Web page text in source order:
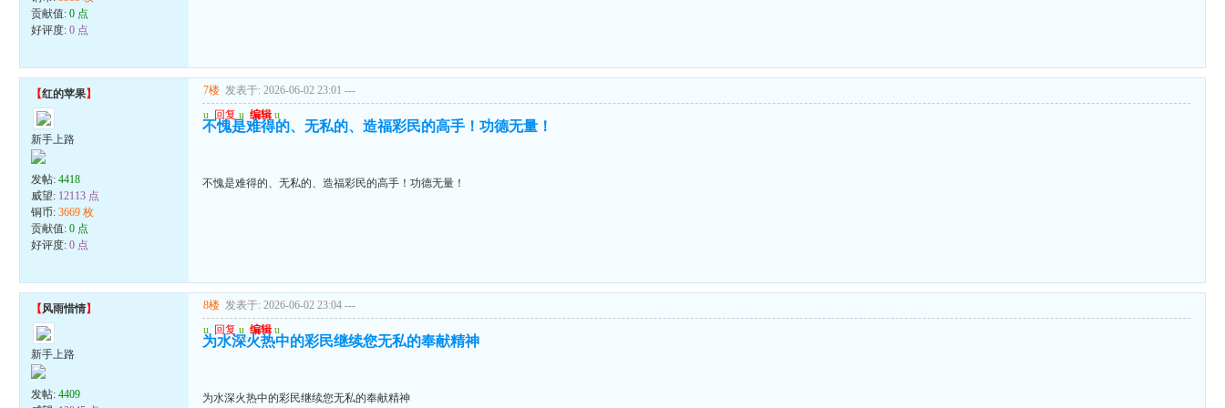
贡献值:0 点
好评度:0 点
【红的苹果】
新手上路
发帖:4418
威望: 12113 点
铜币:3669 枚
贡献值:0 点
好评度:0 点
7楼 发表于: 2026-06-02 23:01 ---
u 回复 u 编辑 u
不愧是难得的、无私的、造福彩民的高手！功德无量！
不愧是难得的、无私的、造福彩民的高手！功德无量！
【风雨惜情】
新手上路
发帖:4409
8楼 发表于: 2026-06-02 23:04 ---
u 回复 u 编辑 u
为水深火热中的彩民继续您无私的奉献精神
为水深火热中的彩民继续您无私的奉献精神